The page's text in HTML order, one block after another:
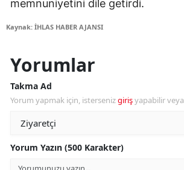
memnuniyetini dile getirdi.
Kaynak: İHLAS HABER AJANSI
Yorumlar
Takma Ad
Yorum yapmak için, istersenizgirişyapabilir veya
Yorum Yazın (500 Karakter)